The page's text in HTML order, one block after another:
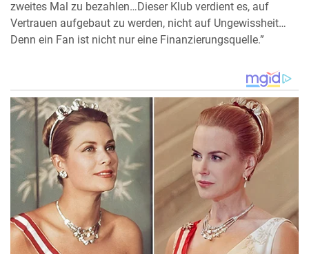
zweites Mal zu bezahlen…Dieser Klub verdient es, auf
Vertrauen aufgebaut zu werden, nicht auf Ungewissheit…
Denn ein Fan ist nicht nur eine Finanzierungsquelle.”